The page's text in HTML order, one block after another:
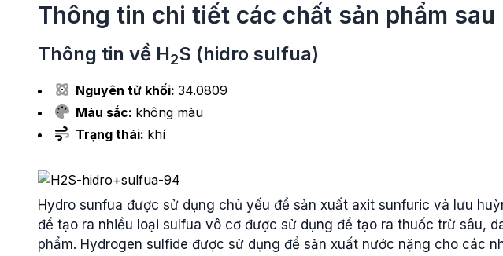
Thông tin chi tiết các chất sản phẩm sau
Thông tin về H2S (hidro sulfua)
Nguyên tử khối: 34.0809
Màu sắc: không màu
Trạng thái: khí
Hydro sunfua được sử dụng chủ yếu để sản xuất axit sunfuric và lưu
để tạo ra nhiều loại sulfua vô cơ được sử dụng để tạo ra thuốc trừ sâu,
phẩm. Hydrogen sulfide được sử dụng để sản xuất nước nặng cho các